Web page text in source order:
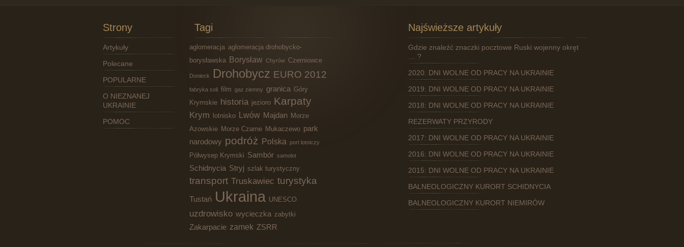
Strony
Artykuły
Polecane
POPULARNE
O NIEZNANEJ
UKRAINIE
POMOC
Tagi
aglomeracja aglomeracja drohobycko-
borysławska Borysław Chyrów Czerniowce
Donieck Drohobycz EURO 2012
fabryka soli film gaz ziemny granica Góry
Krymskie historia jezioro Karpaty
Krym lotnisko Lwów Majdan Morze
Azowskie Morze Czarne Mukaczewo park
narodowy podróż Polska port lotniczy
Półwysep Krymski Sambór samolot
Schidnycia Stryj szlak turystyczny
transport Truskawiec turystyka
Tustań Ukraina UNESCO
uzdrowisko wycieczka zabytki
Zakarpacie zamek ZSRR
Najświeższe artykuły
Gdzie znaleźć znaczki pocztowe Ruski wojenny okręt
… ?
2020: DNI WOLNE OD PRACY NA UKRAINIE
2019: DNI WOLNE OD PRACY NA UKRAINIE
2018: DNI WOLNE OD PRACY NA UKRAINIE
REZERWATY PRZYRODY
2017: DNI WOLNE OD PRACY NA UKRAINIE
2016: DNI WOLNE OD PRACY NA UKRAINIE
2015: DNI WOLNE OD PRACY NA UKRAINIE
BALNEOLOGICZNY KURORT SCHIDNYCIA
BALNEOLOGICZNY KURORT NIEMIRÓW